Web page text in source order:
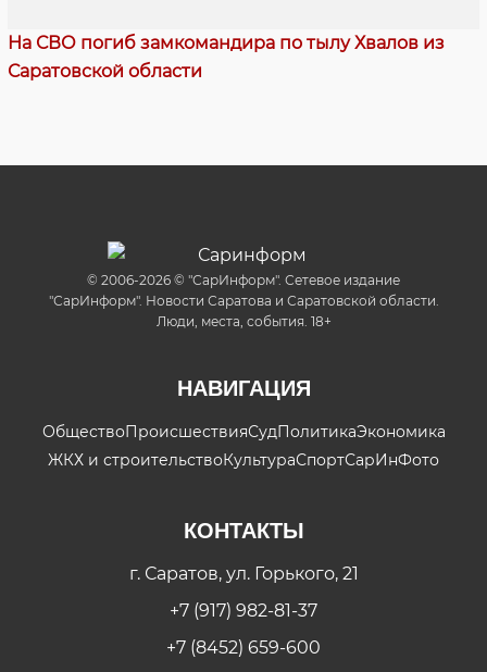
На СВО погиб замкомандира по тылу Хвалов из
Саратовской области
© 2006-2026 © "СарИнформ". Сетевое издание
"СарИнформ". Новости Саратова и Саратовской области.
Люди, места, события. 18+
НАВИГАЦИЯ
ОбществоПроисшествияСудПолитикаЭкономика
ЖКХ и строительствоКультураСпортСарИнФото
КОНТАКТЫ
г. Саратов, ул. Горького, 21
+7 (917) 982-81-37
+7 (8452) 659-600